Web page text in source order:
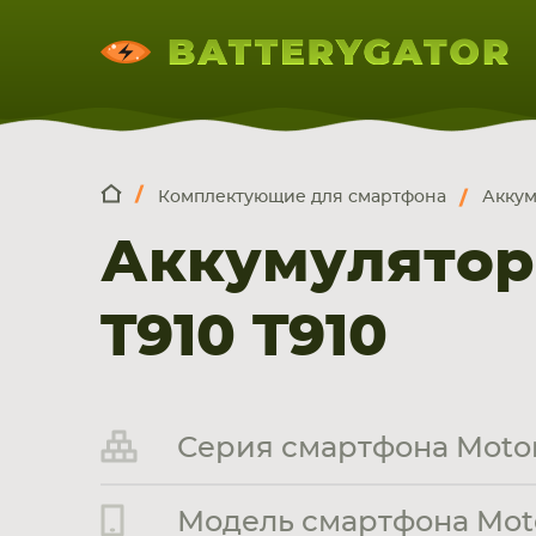
НОУТБУКА
ПЛАНШЕТА
СМАРТФОНА
Комплектующие для смартфона
T910 T910
Серия смартфона
Модель смартфона